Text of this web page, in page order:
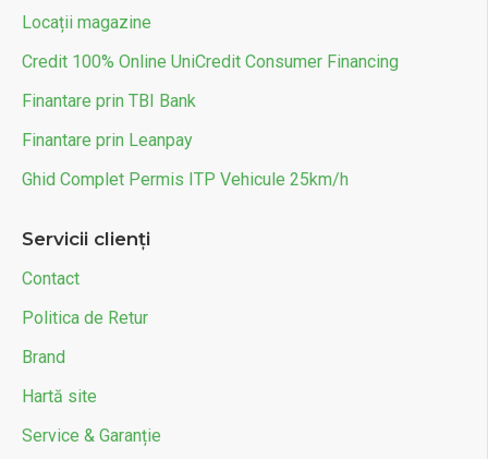
Locații magazine
Credit 100% Online UniCredit Consumer Financing
Finantare prin TBI Bank
Finantare prin Leanpay
Ghid Complet Permis ITP Vehicule 25km/h
Servicii clienți
Contact
Politica de Retur
Brand
Hartă site
Service & Garanție